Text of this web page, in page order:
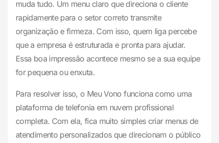
muda tudo. Um menu claro que direciona o cliente
rapidamente para o setor correto transmite
organização e firmeza. Com isso, quem liga percebe
que a empresa é estruturada e pronta para ajudar.
Essa boa impressão acontece mesmo se a sua equipe
for pequena ou enxuta.
Para resolver isso, o Meu Vono funciona como uma
plataforma de telefonia em nuvem profissional
completa. Com ela, fica muito simples criar menus de
atendimento personalizados que direcionam o público